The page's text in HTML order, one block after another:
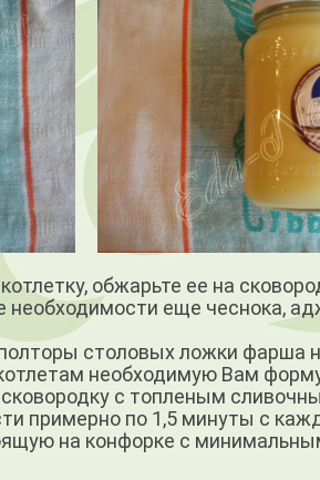
обжарьте ее на
необходимости еще чеснока,
столовых ложки фарша
необходимую Вам
сковородку с топленым
примерно по 1,5 минуты с
на конфорке с